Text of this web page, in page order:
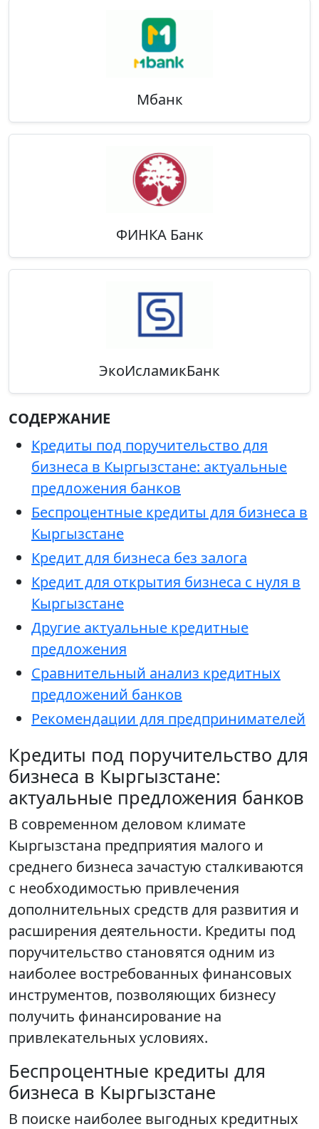
Мбанк
ФИНКА Банк
ЭкоИсламикБанк
СОДЕРЖАНИЕ
Кредиты под поручительство для
бизнеса в Кыргызстане: актуальные
предложения банков
Беспроцентные кредиты для бизнеса в
Кыргызстане
Кредит для бизнеса без залога
Кредит для открытия бизнеса с нуля в
Кыргызстане
Другие актуальные кредитные
предложения
Сравнительный анализ кредитных
предложений банков
Рекомендации для предпринимателей
Кредиты под поручительство для
бизнеса в Кыргызстане:
актуальные предложения банков
В современном деловом климате
Кыргызстана предприятия малого и
среднего бизнеса зачастую сталкиваются
с необходимостью привлечения
дополнительных средств для развития и
расширения деятельности. Кредиты под
поручительство становятся одним из
наиболее востребованных финансовых
инструментов, позволяющих бизнесу
получить финансирование на
привлекательных условиях.
Беспроцентные кредиты для
бизнеса в Кыргызстане
В поиске наиболее выгодных кредитных